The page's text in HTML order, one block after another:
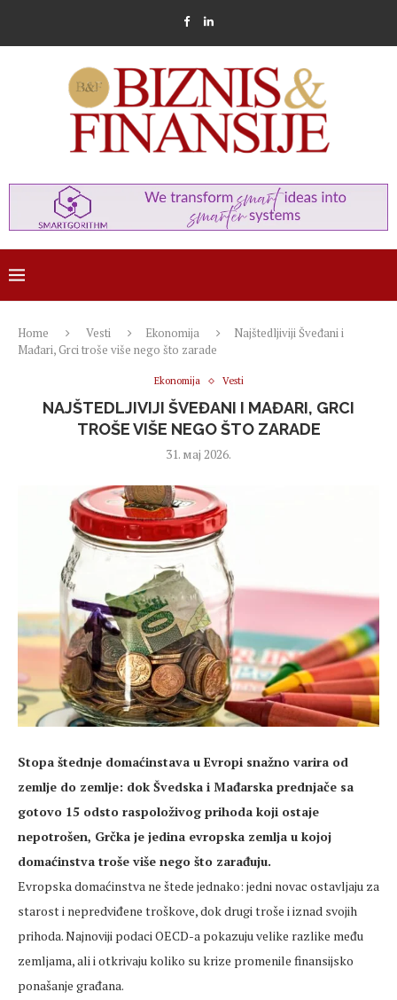
Home Vesti Ekonomija
Najštedljiviji Šveđani i
Mađari, Grci troše više nego što zarade
Ekonomija Vesti
NAJŠTEDLJIVIJI ŠVEĐANI I MAĐARI, GRCI
TROŠE VIŠE NEGO ŠTO ZARADE
31. мај 2026.
Stopa štednje domaćinstava u Evropi snažno varira od
zemlje do zemlje: dok Švedska i Mađarska prednjače sa
gotovo 15 odsto raspoloživog prihoda koji ostaje
nepotrošen, Grčka je jedina evropska zemlja u kojoj
domaćinstva troše više nego što zarađuju.
Evropska domaćinstva ne štede jednako: jedni novac ostavljaju za
starost i nepredviđene troškove, dok drugi troše i iznad svojih
prihoda. Najnoviji podaci OECD-a pokazuju velike razlike među
zemljama, ali i otkrivaju koliko su krize promenile finansijsko
ponašanje građana.